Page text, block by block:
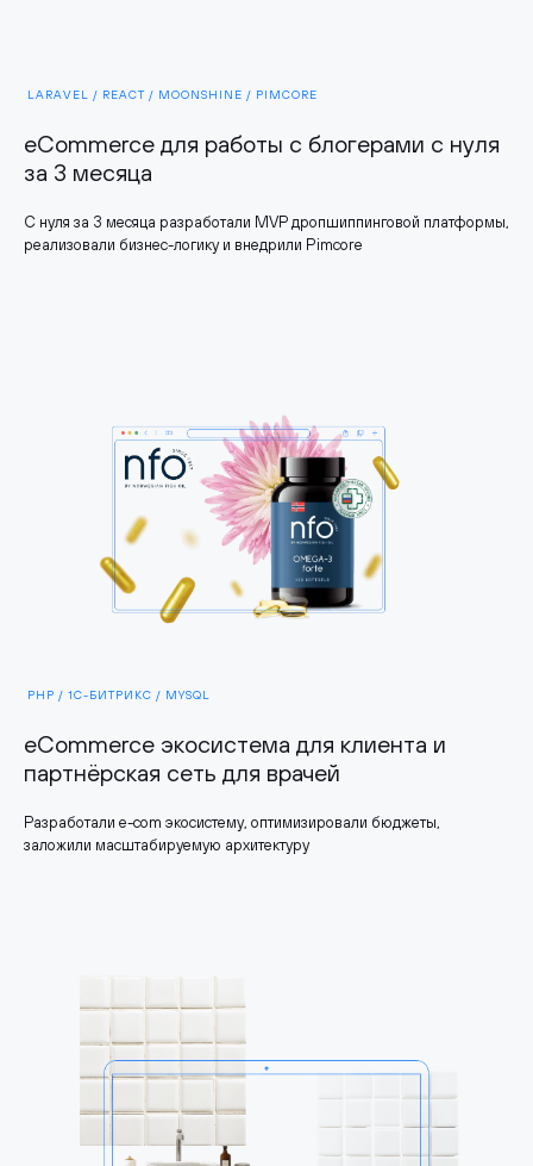
LARAVEL / REACT / MOONSHINE / PIMCORE
eCommerce для работы с блогерами с нуля
за 3 месяца
С нуля за 3 месяца разработали MVP дропшиппинговой платформы,
реализовали бизнес-логику и внедрили Pimcore
PHP / 1С-БИТРИКС / MYSQL
eCommerce экосистема для клиента и
партнёрская сеть для врачей
Разработали e-com экосистему, оптимизировали бюджеты,
заложили масштабируемую архитектуру